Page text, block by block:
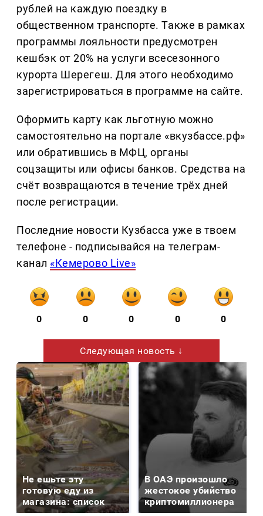
рублей на каждую поездку в
общественном транспорте. Также в рамках
программы лояльности предусмотрен
кешбэк от 20% на услуги всесезонного
курорта Шерегеш. Для этого необходимо
зарегистрироваться в программе на сайте.
Оформить карту как льготную можно
самостоятельно на портале «вкузбассе.рф»
или обратившись в МФЦ, органы
соцзащиты или офисы банков. Средства на
счёт возвращаются в течение трёх дней
после регистрации.
Последние новости Кузбасса уже в твоем
телефоне - подписывайся на телеграм-
канал «Кемерово Live»
0 0 0 0 0
Следующая новость ↓
Не ешьте эту
готовую еду из
магазина: список
В ОАЭ произошло
жестокое убийство
криптомиллионера